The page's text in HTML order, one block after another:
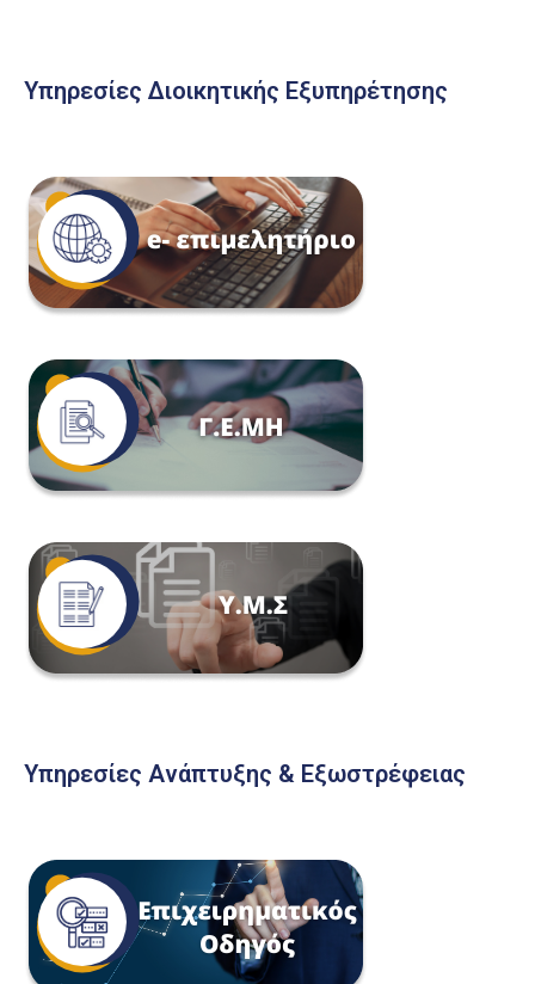
Υπηρεσίες Διοικητικής Εξυπηρέτησης
Υπηρεσίες Ανάπτυξης & Εξωστρέφειας